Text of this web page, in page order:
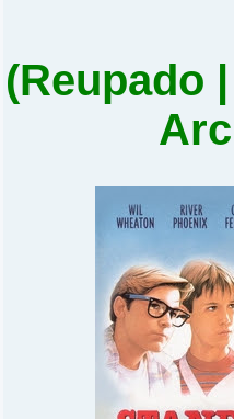
(Reupado